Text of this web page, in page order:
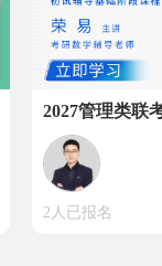
2027管理类联
2人已报名